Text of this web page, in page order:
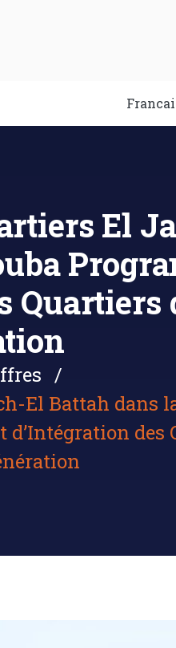
El
Quartiers
El Battah dans
des